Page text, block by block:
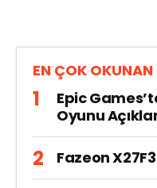
EN ÇOK OKUNAN
Epic
Oyunu
Fazeon